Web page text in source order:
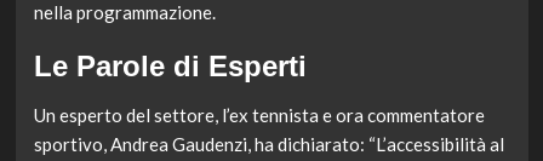
nella programmazione.
Le Parole di Esperti
Un esperto del settore, l’ex tennista e ora commentatore
sportivo, Andrea Gaudenzi, ha dichiarato: “L’accessibilità al